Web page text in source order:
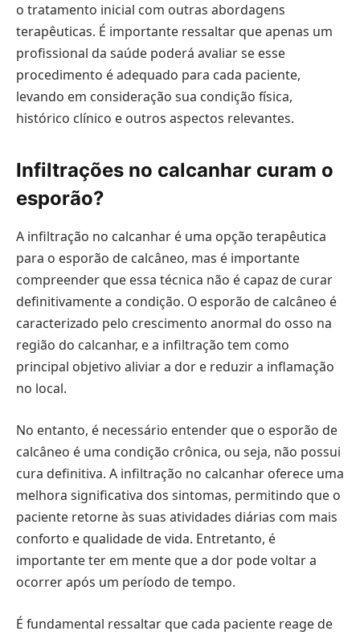
o tratamento inicial com outras abordagens
terapêuticas. É importante ressaltar que apenas um
profissional da saúde poderá avaliar se esse
procedimento é adequado para cada paciente,
levando em consideração sua condição física,
histórico clínico e outros aspectos relevantes.
Infiltrações no calcanhar curam o
esporão?
A infiltração no calcanhar é uma opção terapêutica
para o esporão de calcâneo, mas é importante
compreender que essa técnica não é capaz de curar
definitivamente a condição. O esporão de calcâneo é
caracterizado pelo crescimento anormal do osso na
região do calcanhar, e a infiltração tem como
principal objetivo aliviar a dor e reduzir a inflamação
no local.
No entanto, é necessário entender que o esporão de
calcâneo é uma condição crônica, ou seja, não possui
cura definitiva. A infiltração no calcanhar oferece uma
melhora significativa dos sintomas, permitindo que o
paciente retorne às suas atividades diárias com mais
conforto e qualidade de vida. Entretanto, é
importante ter em mente que a dor pode voltar a
ocorrer após um período de tempo.
É fundamental ressaltar que cada paciente reage de